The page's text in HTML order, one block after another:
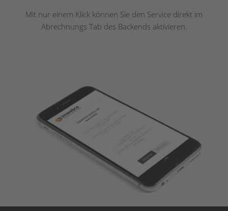
Mit nur einem Klick können Sie den Service direkt im
Abrechnungs Tab des Backends aktivieren.